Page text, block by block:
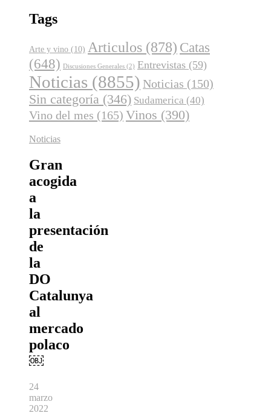
Tags
Arte y vino (10) Articulos (878) Catas
(648) Discusiones Generales (2) Entrevistas (59)
Noticias (8855) Noticias (150)
Sin categoría (346) Sudamerica (40)
Vino del mes (165) Vinos (390)
Noticias
Gran
acogida
a
la
presentación
de
la
DO
Catalunya
al
mercado
polaco
￼
24
marzo
2022